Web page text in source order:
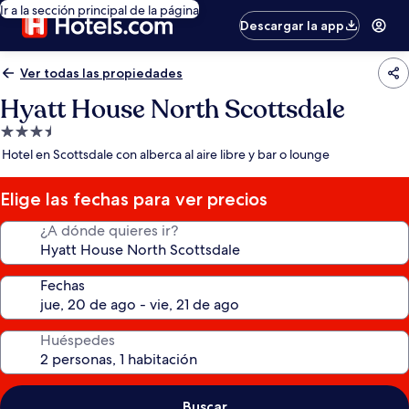
Ir a la sección principal de la página
Descargar la app
Ver todas las propiedades
Hyatt House North Scottsdale
Propiedad
de
estrellas
Hotel en Scottsdale con alberca al aire libre y bar o lounge
Elige las fechas para ver precios
¿A dónde quieres ir?
Fechas
Huéspedes